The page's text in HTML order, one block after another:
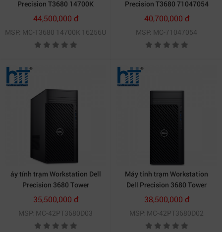
Cổng HDMI 2.0 và DisplayPort 1.4a hỗ trợ xuất hình ảnh.
4. Lựa chọn lý tưởng cho doanh nghiệp
và chuyên gia
Với sự kết hợp của hiệu năng vượt trội, lưu trữ linh hoạt
Precision T3680 14700K
16256U
44,500,000 đ
MSP: MC-T3680 14700K 16256U
Precision T3680 71047054
40,700,000 đ
MSP: MC-71047054
áy tính trạm Workstation Dell
Precision 3680 Tower
42PT3680D03
35,500,000 đ
MSP: MC-42PT3680D03
Máy tính trạm Workstation
Dell Precision 3680 Tower
42PT3680D02
38,500,000 đ
MSP: MC-42PT3680D02